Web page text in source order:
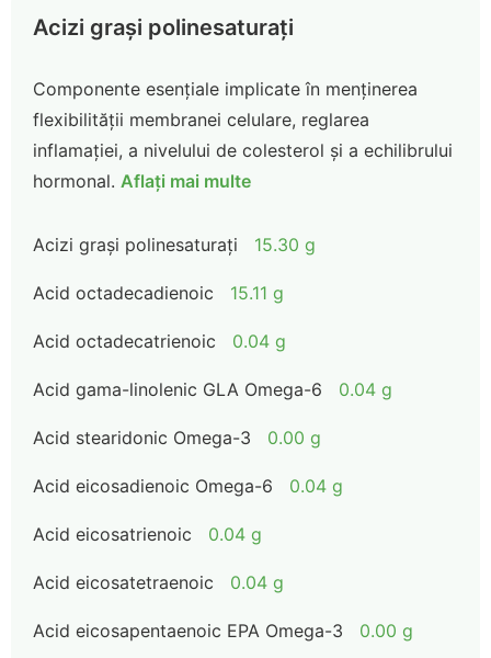
Acizi grași polinesaturați
Componente esențiale implicate în menținerea
flexibilității membranei celulare, reglarea
inflamației, a nivelului de colesterol și a echilibrului
hormonal. Aflați mai multe
Acizi grași polinesaturați 15.30 g
Acid octadecadienoic 15.11 g
Acid octadecatrienoic 0.04 g
Acid gama-linolenic GLA Omega-6 0.04 g
Acid stearidonic Omega-3 0.00 g
Acid eicosadienoic Omega-6 0.04 g
Acid eicosatrienoic 0.04 g
Acid eicosatetraenoic 0.04 g
Acid eicosapentaenoic EPA Omega-3 0.00 g